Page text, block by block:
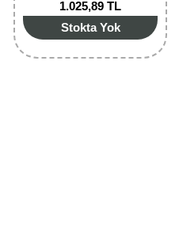
1.025,89 TL
Stokta Yok